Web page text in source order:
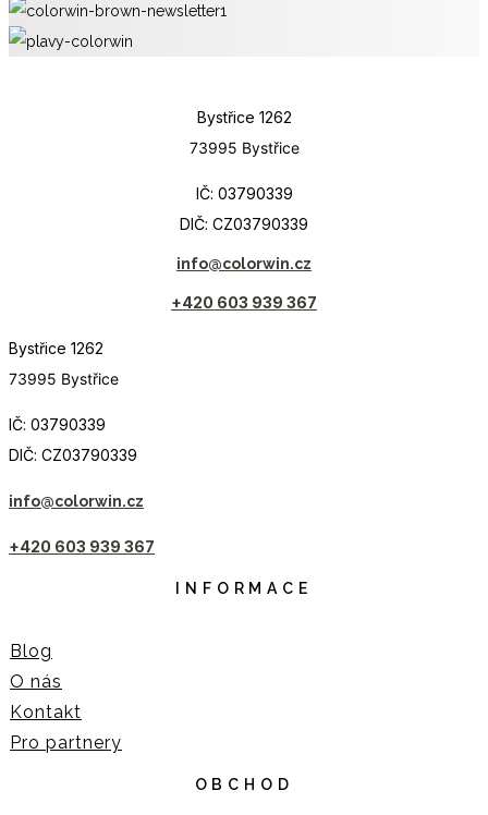
Bystřice 1262
73995 Bystřice
IČ: 03790339
DIČ: CZ03790339
info@colorwin.cz
+420 603 939 367
Bystřice 1262
73995 Bystřice
IČ: 03790339
DIČ: CZ03790339
info@colorwin.cz
+420 603 939 367
INFORMACE
Blog
O nás
Kontakt
Pro partnery
OBCHOD